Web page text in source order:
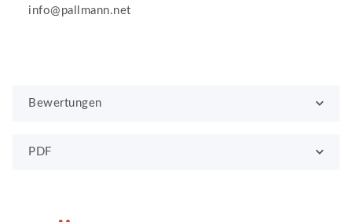
info@pallmann.net
Bewertungen
PDF